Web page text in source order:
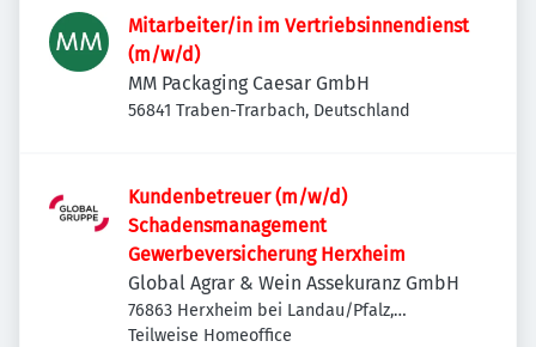
Mitarbeiter/in im Vertriebsinnendienst
(m/w/d)
MM Packaging Caesar GmbH
56841 Traben-Trarbach, Deutschland
Kundenbetreuer (m/w/d)
Schadensmanagement
Gewerbeversicherung Herxheim
Global Agrar & Wein Assekuranz GmbH
76863 Herxheim bei Landau/Pfalz,
Deutschland
Teilweise Homeoffice